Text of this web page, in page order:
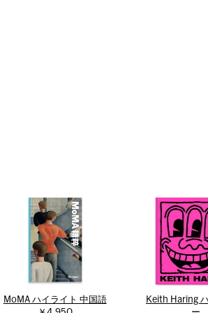
MoMA ハイライト 中国語
Keith Haring